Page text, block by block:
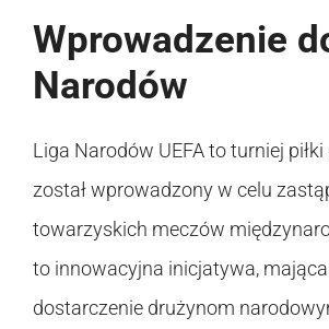
Wprowadzenie
Narodów
Liga Narodów UEFA to turniej
został wprowadzony w celu
towarzyskich meczów
to innowacyjna inicjatywa,
dostarczenie drużynom